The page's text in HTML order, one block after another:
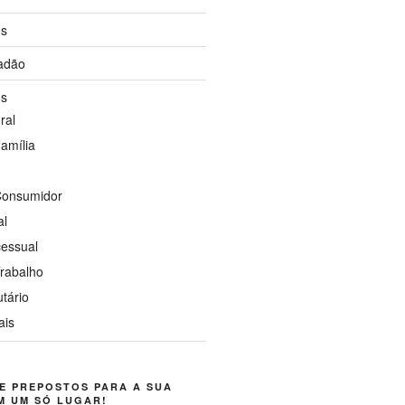
PREPOSTOS PARA A SUA
UM SÓ LUGAR!